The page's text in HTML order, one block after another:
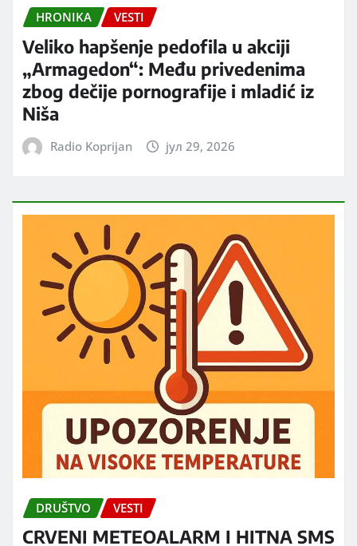
HRONIKA VESTI
Veliko hapšenje pedofila u akciji
„Armagedon“: Među privedenima
zbog dečije pornografije i mladić iz
Niša
Radio Koprijan јул 29, 2026
DRUŠTVO VESTI
CRVENI METEOALARM I HITNA SMS